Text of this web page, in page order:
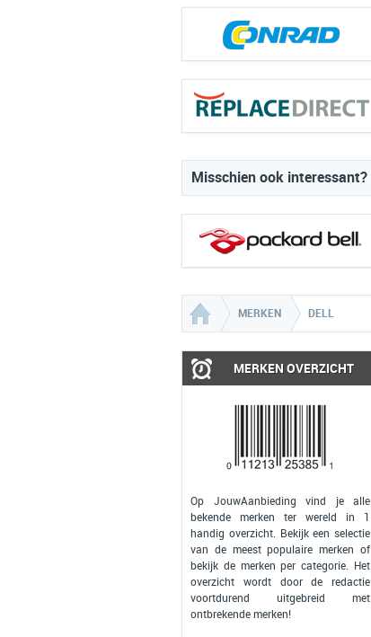
Misschien ook interessant?
MERKEN DELL
MERKEN OVERZICHT
Op JouwAanbieding vind je alle
bekende merken ter wereld in 1
handig overzicht. Bekijk een selectie
van de meest populaire merken of
bekijk de merken per categorie. Het
overzicht wordt door de redactie
voortdurend uitgebreid met
ontbrekende merken!